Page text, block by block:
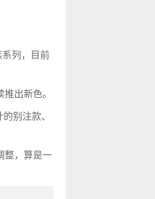
列，目前
出新色。
别注款、
整，算是一